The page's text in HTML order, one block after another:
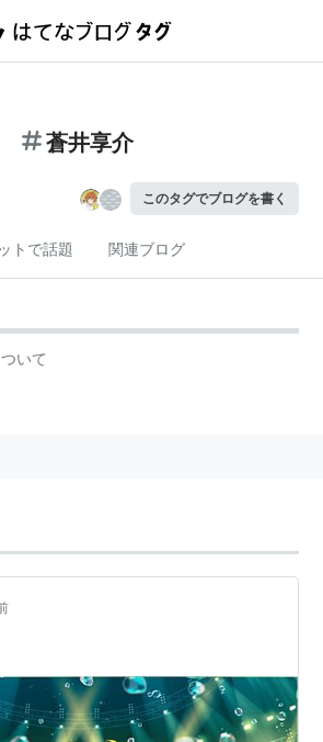
蒼井享介
このタグでブログを書く
トで話題 関連ブログ
いて